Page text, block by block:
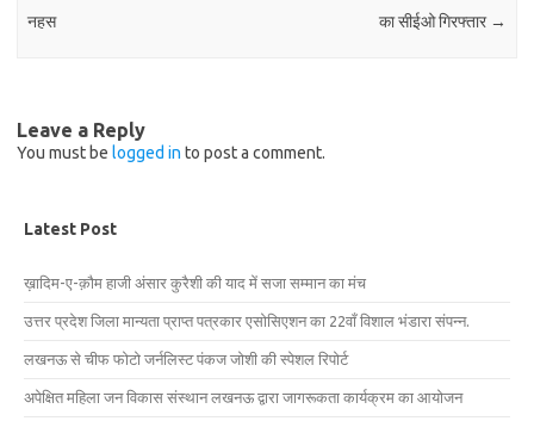
नहस
का सीईओ गिरफ्तार →
Leave a Reply
You must be logged in to post a comment.
Latest Post
ख़ादिम-ए-क़ौम हाजी अंसार कुरैशी की याद में सजा सम्मान का मंच
उत्तर प्रदेश जिला मान्यता प्राप्त पत्रकार एसोसिएशन का 22वाँ विशाल भंडारा संपन्न.
लखनऊ से चीफ फोटो जर्नलिस्ट पंकज जोशी की स्पेशल रिपोर्ट
अपेक्षित महिला जन विकास संस्थान लखनऊ द्वारा जागरूकता कार्यक्रम का आयोजन